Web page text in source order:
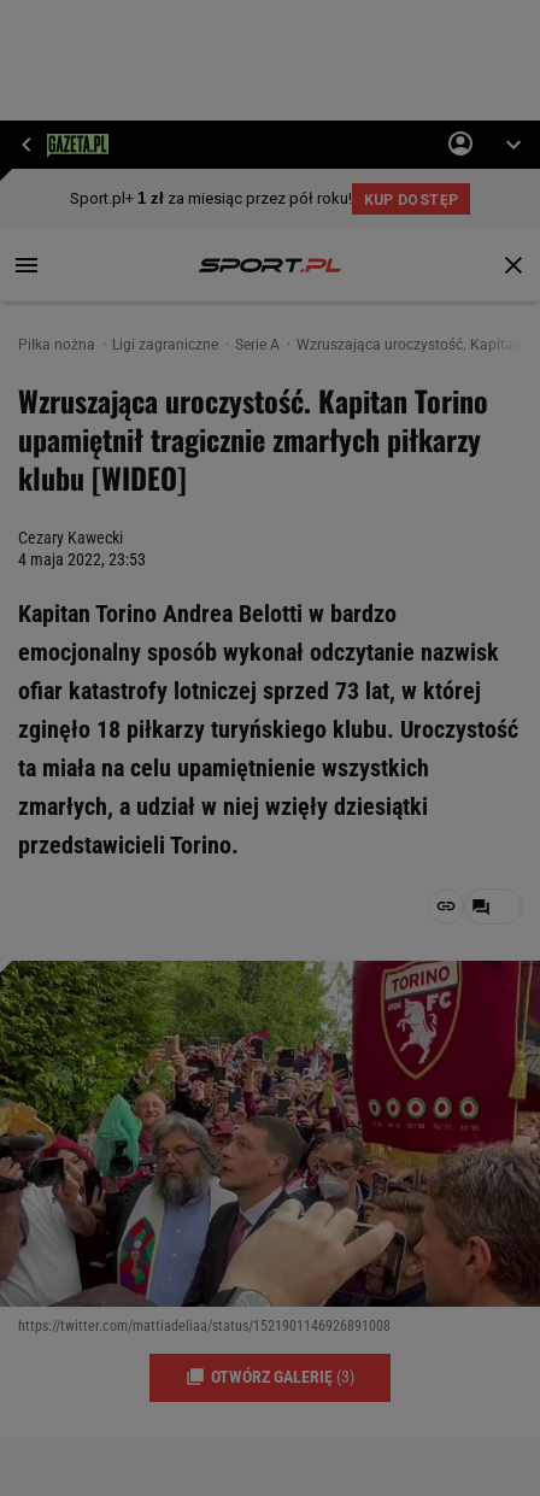
Piłka nożna Ligi zagraniczne Serie A Wzruszająca uroczystość. Kapitan
Wzruszająca uroczystość. Kapitan Torino
upamiętnił tragicznie zmarłych piłkarzy
klubu [WIDEO]
Cezary Kawecki
4 maja 2022, 23:53
Kapitan Torino Andrea Belotti w bardzo
emocjonalny sposób wykonał odczytanie nazwisk
ofiar katastrofy lotniczej sprzed 73 lat, w której
zginęło 18 piłkarzy turyńskiego klubu. Uroczystość
ta miała na celu upamiętnienie wszystkich
zmarłych, a udział w niej wzięły dziesiątki
przedstawicieli Torino.
https://twitter.com/mattiadeliaa/status/1521901146926891008
OTWÓRZ GALERIĘ (3)